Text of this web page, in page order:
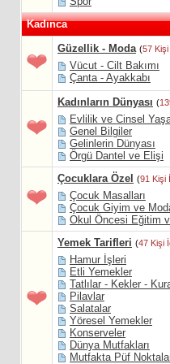
Kadınca
Güzellik - Moda (57
Vücut - Cilt Bakımı
Çanta - Ayakkabı
Kadınların Dünyası (
Evlilik ve Cinsel
Genel Bilgiler
Gelinlerin Dünyası
Örgü Dantel ve Elişi
Çocuklara Özel
(91 Kişi
Çocuk Masalları
Çocuk Giyim ve
Okul Öncesi Eğitim
Yemek Tarifleri (47 Kişi
Hamur İşleri
Etli Yemekler
Tatlılar - Kekler -
Pilavlar
Salatalar
Yöresel Yemekler
Konserveler
Dünya Mutfakları
Mutfakta Püf